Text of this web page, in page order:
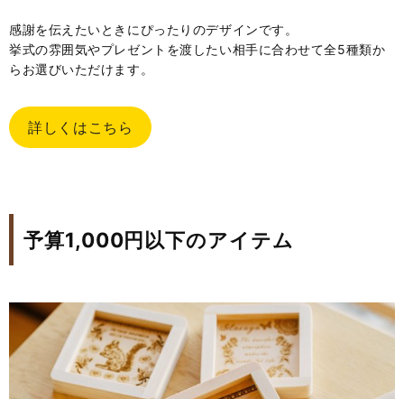
感謝を伝えたいときにぴったりのデザインです。
挙式の雰囲気やプレゼントを渡したい相手に合わせて全5種類か
らお選びいただけます。
詳しくはこちら
予算1,000円以下のアイテム